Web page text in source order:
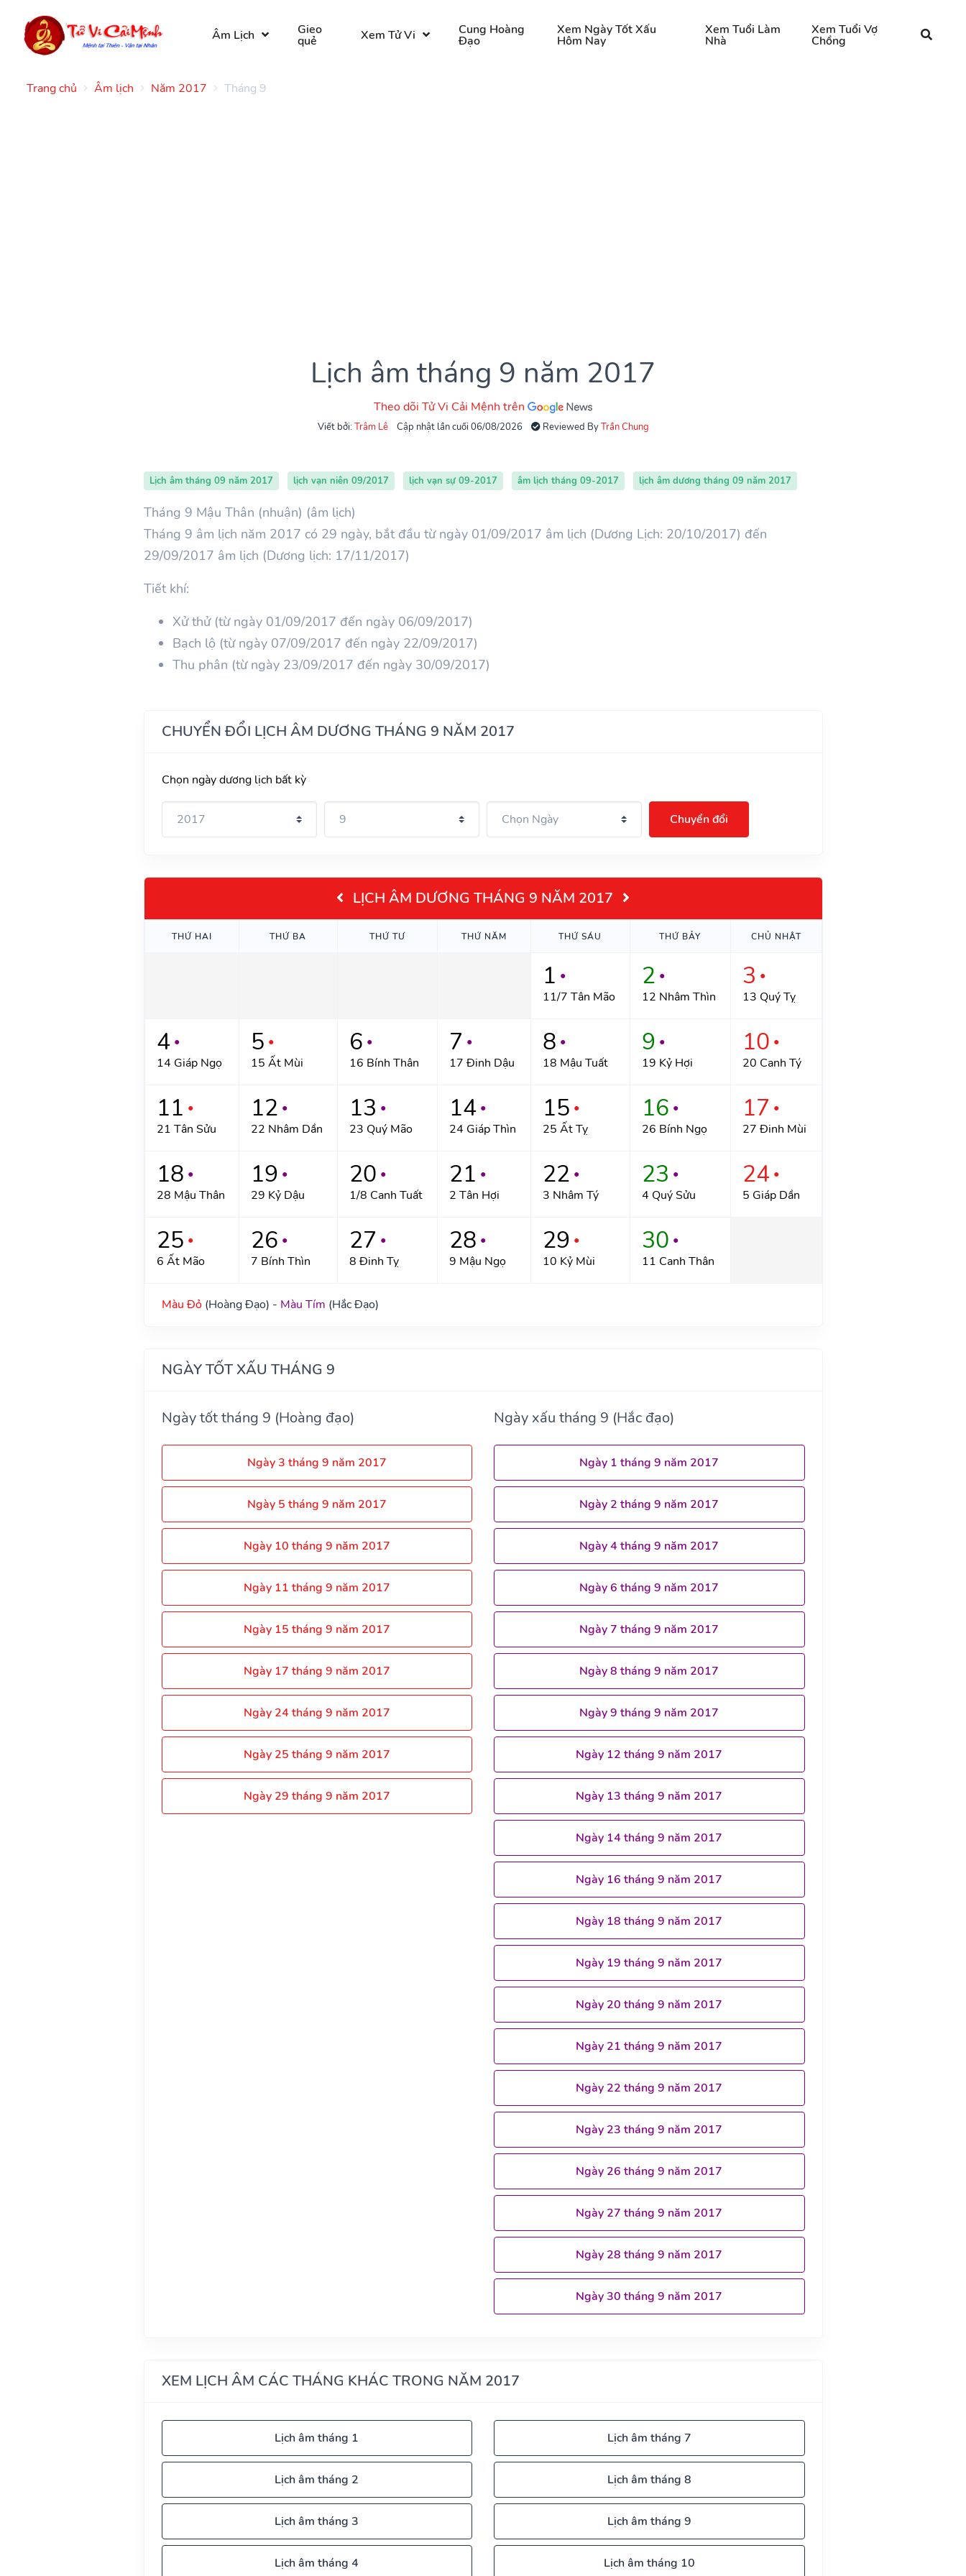
Âm Lịch Gieo
quẻ Xem Tử Vi Cung Hoàng
Đạo
Xem Ngày Tốt Xấu
Hôm Nay
Xem Tuổi Làm
Nhà
Xem Tuổi Vợ
Chồng
Trang chủ Âm lịch Năm 2017 Tháng 9
Lịch âm tháng 9 năm 2017
Theo dõi Tử Vi Cải Mệnh trên
Viết bởi: Trâm Lê Cập nhật lần cuối 06/08/2026 Reviewed ByTrần Chung
Lịch âm tháng 09 năm 2017 lịch vạn niên 09/2017 lịch vạn sự 09-2017 âm lịch tháng 09-2017 lịch âm dương tháng 09 năm 2017
Tháng 9 Mậu Thân (nhuận) (âm lịch)
Tháng 9 âm lịch năm 2017 có 29 ngày, bắt đầu từ ngày 01/09/2017 âm lịch (Dương Lịch: 20/10/2017) đến
29/09/2017 âm lịch (Dương lịch: 17/11/2017)
Tiết khí:
Xử thử (từ ngày 01/09/2017 đến ngày 06/09/2017)
Bạch lộ (từ ngày 07/09/2017 đến ngày 22/09/2017)
Thu phân (từ ngày 23/09/2017 đến ngày 30/09/2017)
CHUYỂN ĐỔI LỊCH ÂM DƯƠNG THÁNG 9 NĂM 2017
Chọn ngày dương lịch bất kỳ
Chuyển đổi
LỊCH ÂM DƯƠNG THÁNG 9 NĂM 2017
THỨ HAI THỨ BA THỨ TƯ THỨ NĂM THỨ SÁU THỨ BẢY CHỦ NHẬT
1 ●
11/7 Tân Mão
2 ●
12 Nhâm Thìn
3 ●
13 Quý Tỵ
4 ●
14 Giáp Ngọ
5 ●
15 Ất Mùi
6 ●
16 Bính Thân
7 ●
17 Đinh Dậu
8 ●
18 Mậu Tuất
9 ●
19 Kỷ Hợi
10 ●
20 Canh Tý
11 ●
21 Tân Sửu
12 ●
22 Nhâm Dần
13 ●
23 Quý Mão
14 ●
24 Giáp Thìn
15 ●
25 Ất Tỵ
16 ●
26 Bính Ngọ
17 ●
27 Đinh Mùi
18 ●
28 Mậu Thân
19 ●
29 Kỷ Dậu
20 ●
1/8 Canh Tuất
21 ●
2 Tân Hợi
22 ●
3 Nhâm Tý
23 ●
4 Quý Sửu
24 ●
5 Giáp Dần
25 ●
6 Ất Mão
26 ●
7 Bính Thìn
27 ●
8 Đinh Tỵ
28 ●
9 Mậu Ngọ
29 ●
10 Kỷ Mùi
30 ●
11 Canh Thân
Màu Đỏ(Hoàng Đạo) - Màu Tím (Hắc Đạo)
NGÀY TỐT XẤU THÁNG 9
Ngày tốt tháng 9 (Hoàng đạo)
Ngày 3 tháng 9 năm 2017
Ngày 5 tháng 9 năm 2017
Ngày 10 tháng 9 năm 2017
Ngày 11 tháng 9 năm 2017
Ngày 15 tháng 9 năm 2017
Ngày 17 tháng 9 năm 2017
Ngày 24 tháng 9 năm 2017
Ngày 25 tháng 9 năm 2017
Ngày 29 tháng 9 năm 2017
Ngày xấu tháng 9 (Hắc đạo)
Ngày 1 tháng 9 năm 2017
Ngày 2 tháng 9 năm 2017
Ngày 4 tháng 9 năm 2017
Ngày 6 tháng 9 năm 2017
Ngày 7 tháng 9 năm 2017
Ngày 8 tháng 9 năm 2017
Ngày 9 tháng 9 năm 2017
Ngày 12 tháng 9 năm 2017
Ngày 13 tháng 9 năm 2017
Ngày 14 tháng 9 năm 2017
Ngày 16 tháng 9 năm 2017
Ngày 18 tháng 9 năm 2017
Ngày 19 tháng 9 năm 2017
Ngày 20 tháng 9 năm 2017
Ngày 21 tháng 9 năm 2017
Ngày 22 tháng 9 năm 2017
Ngày 23 tháng 9 năm 2017
Ngày 26 tháng 9 năm 2017
Ngày 27 tháng 9 năm 2017
Ngày 28 tháng 9 năm 2017
Ngày 30 tháng 9 năm 2017
XEM LỊCH ÂM CÁC THÁNG KHÁC TRONG NĂM 2017
Lịch âm tháng 1
Lịch âm tháng 2
Lịch âm tháng 3
Lịch âm tháng 4
Lịch âm tháng 7
Lịch âm tháng 8
Lịch âm tháng 9
Lịch âm tháng 10